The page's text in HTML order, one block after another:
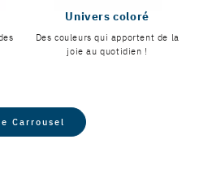
Univers coloré
Des couleurs qui apportent de la
joie au quotidien !
Carrousel